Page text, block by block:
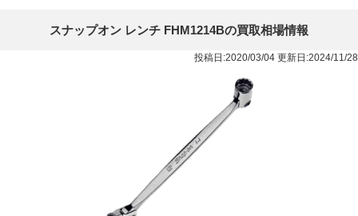
スナップオン レンチ FHM1214Bの買取相場情報
投稿日:2020/03/04 更新日:2024/11/28